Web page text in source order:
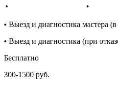
•
•
• Выезд и диагностика мастера
• Выезд и диагностика (при
Бесплатно
300-1500 руб.